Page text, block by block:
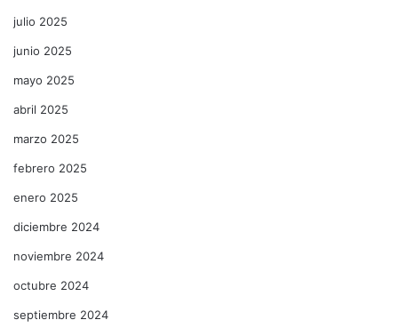
julio 2025
junio 2025
mayo 2025
abril 2025
marzo 2025
febrero 2025
enero 2025
diciembre 2024
noviembre 2024
octubre 2024
septiembre 2024